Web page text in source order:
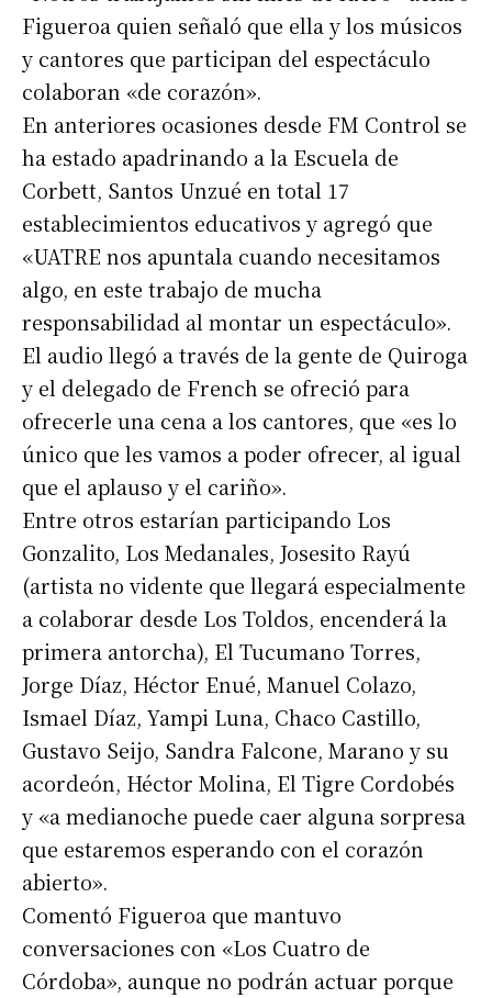
Figueroa quien señaló que ella y los músicos
y cantores que participan del espectáculo
colaboran «de corazón».
En anteriores ocasiones desde FM Control se
ha estado apadrinando a la Escuela de
Corbett, Santos Unzué en total 17
establecimientos educativos y agregó que
«UATRE nos apuntala cuando necesitamos
algo, en este trabajo de mucha
responsabilidad al montar un espectáculo».
El audio llegó a través de la gente de Quiroga
y el delegado de French se ofreció para
ofrecerle una cena a los cantores, que «es lo
único que les vamos a poder ofrecer, al igual
que el aplauso y el cariño».
Entre otros estarían participando Los
Gonzalito, Los Medanales, Josesito Rayú
(artista no vidente que llegará especialmente
a colaborar desde Los Toldos, encenderá la
primera antorcha), El Tucumano Torres,
Jorge Díaz, Héctor Enué, Manuel Colazo,
Ismael Díaz, Yampi Luna, Chaco Castillo,
Gustavo Seijo, Sandra Falcone, Marano y su
acordeón, Héctor Molina, El Tigre Cordobés
y «a medianoche puede caer alguna sorpresa
que estaremos esperando con el corazón
abierto».
Comentó Figueroa que mantuvo
conversaciones con «Los Cuatro de
Córdoba», aunque no podrán actuar porque